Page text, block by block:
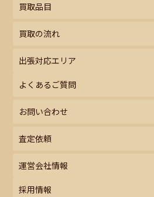
買取品目
買取の流れ
出張対応エリア
よくあるご質問
お問い合わせ
査定依頼
運営会社情報
採用情報